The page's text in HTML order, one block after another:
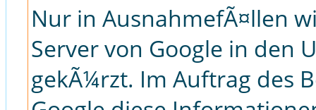
Nur in AusnahmefÃ¤llen
Server von Google in den
gekÃ¼rzt. Im Auftrag des